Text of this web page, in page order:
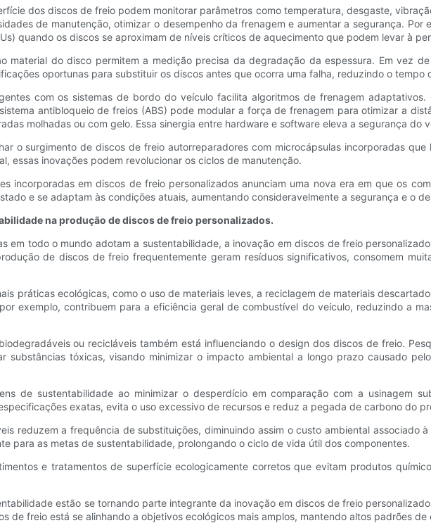
dos discos de freio podem monitorar parâmetros como temperatura, desgaste,
de manutenção, otimizar o desempenho da frenagem e aumentar a segurança. Por
quando os discos se aproximam de níveis críticos de aquecimento que podem levar à
material do disco permitem a medição precisa da degradação da espessura. Em vez
oportunas para substituir os discos antes que ocorra uma falha, reduzindo o tempo
com os sistemas de bordo do veículo facilita algoritmos de frenagem
antibloqueio de freios (ABS) pode modular a força de frenagem para otimizar a
molhadas ou com gelo. Essa sinergia entre hardware e software eleva a segurança do
o surgimento de discos de freio autorreparadores com microcápsulas incorporadas
essas inovações podem revolucionar os ciclos de manutenção.
incorporadas em discos de freio personalizados anunciam uma nova era em que os
e se adaptam às condições atuais, aumentando consideravelmente a segurança e o
na produção de discos de freio personalizados.
em todo o mundo adotam a sustentabilidade, a inovação em discos de freio
de discos de freio frequentemente geram resíduos significativos, consomem
práticas ecológicas, como o uso de materiais leves, a reciclagem de materiais
exemplo, contribuem para a eficiência geral de combustível do veículo, reduzindo a
​​ou recicláveis ​​também está influenciando o design dos discos de freio.
substâncias tóxicas, visando minimizar o impacto ambiental a longo prazo causado
de sustentabilidade ao minimizar o desperdício em comparação com a usinagem
exatas, evita o uso excessivo de recursos e reduz a pegada de carbono do
​​reduzem a frequência de substituições, diminuindo assim o custo ambiental associado
para as metas de sustentabilidade, prolongando o ciclo de vida útil dos componentes.
e tratamentos de superfície ecologicamente corretos que evitam produtos
estão se tornando parte integrante da inovação em discos de freio
de freio está se alinhando a objetivos ecológicos mais amplos, mantendo altos padrões de